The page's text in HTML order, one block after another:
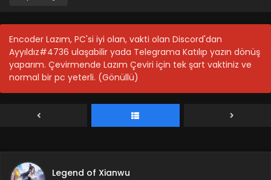
Encoder Lazım, PC'si iyi olan, vakti olan Discord'dan
Ayyıldız#4736 ulaşabilir yada Telegrama Katılıp yazın dönüş
yaparım. Çevirmende Lazım Çeviri için tek şart vaktiniz ve
normal bir pc yeterli. (Gönüllü)
Legend of Xianwu
Blm 54 - Mart 31, 2024
Legend of Xianwu 53.Bölüm
Blm 53 - Mart 24, 2024
Legend of Xianwu 52.Bölüm
Legend of Xianwu 51.Bölüm